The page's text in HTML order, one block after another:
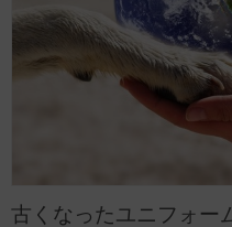
古くなったユニフォー